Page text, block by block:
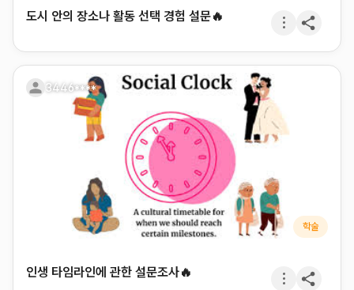
도시 안의 장소나 활동 선택 경험 설문🔥
3446****
학술
인생 타임라인에 관한 설문조사🔥